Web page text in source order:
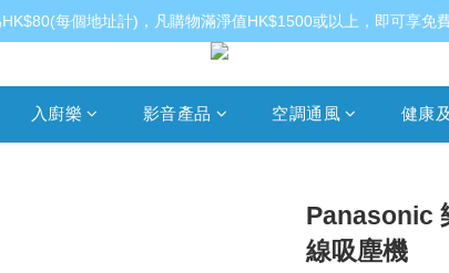
每個地址計)，凡購物滿淨值HK$1500或以上，即可享免費
入廚樂 影音產品 空調通風 健康
Panasonic
線吸塵機